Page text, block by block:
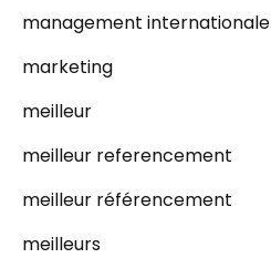
management internationale
marketing
meilleur
meilleur referencement
meilleur référencement
meilleurs